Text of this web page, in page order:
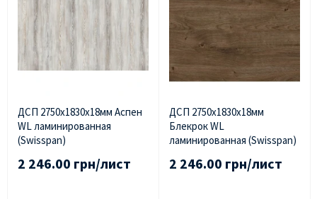
ДСП 2750х1830х18мм Аспен
WL ламинированная
(Swisspan)
2 246.00 грн/лист
ДСП 2750х1830х18мм
Блекрок WL
ламинированная (Swisspan)
2 246.00 грн/лист